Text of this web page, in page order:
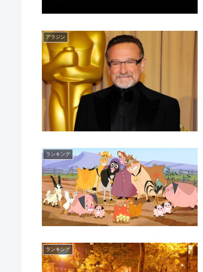
アラジン
ランキング
ランキング